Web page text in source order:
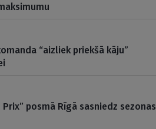
“aizliek priekšā kāju”
posmā Rīgā sasniedz sezonas